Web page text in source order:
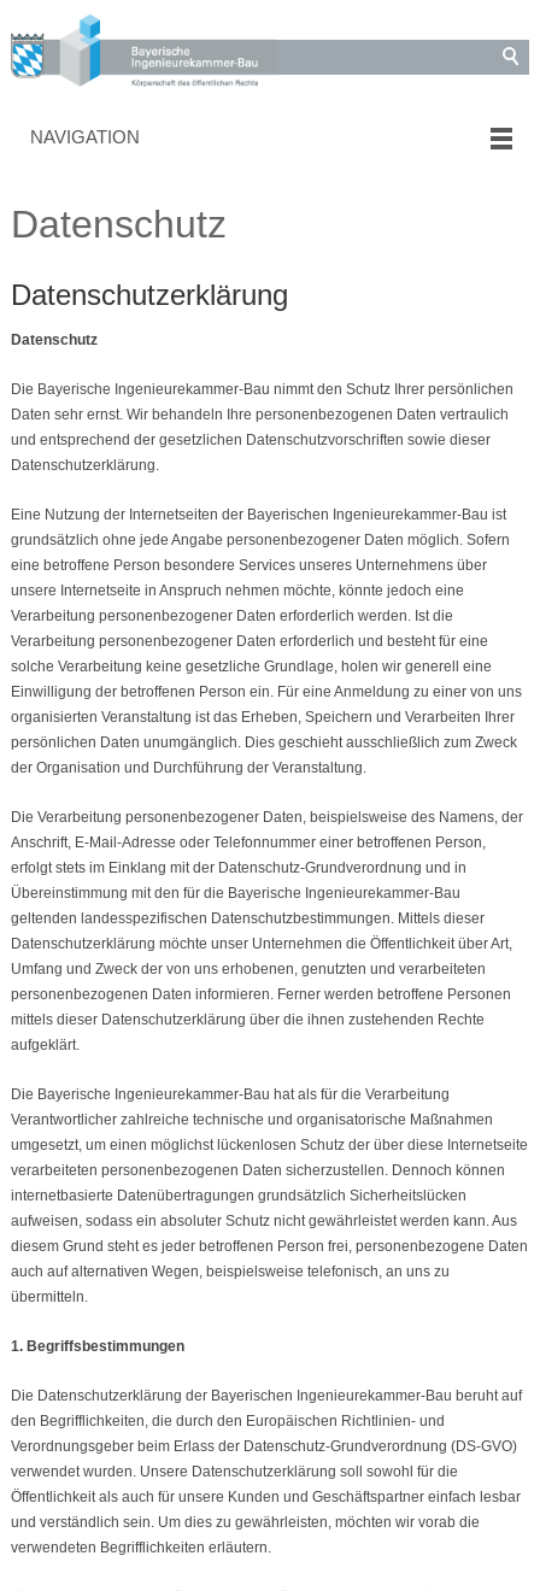
NAVIGATION
Datenschutz
Datenschutzerklärung
Datenschutz
Die Bayerische Ingenieurekammer-Bau nimmt den Schutz Ihrer persönlichen
Daten sehr ernst. Wir behandeln Ihre personenbezogenen Daten vertraulich
und entsprechend der gesetzlichen Datenschutzvorschriften sowie dieser
Datenschutzerklärung.
Eine Nutzung der Internetseiten der Bayerischen Ingenieurekammer-Bau ist
grundsätzlich ohne jede Angabe personenbezogener Daten möglich. Sofern
eine betroffene Person besondere Services unseres Unternehmens über
unsere Internetseite in Anspruch nehmen möchte, könnte jedoch eine
Verarbeitung personenbezogener Daten erforderlich werden. Ist die
Verarbeitung personenbezogener Daten erforderlich und besteht für eine
solche Verarbeitung keine gesetzliche Grundlage, holen wir generell eine
Einwilligung der betroffenen Person ein. Für eine Anmeldung zu einer von uns
organisierten Veranstaltung ist das Erheben, Speichern und Verarbeiten Ihrer
persönlichen Daten unumgänglich. Dies geschieht ausschließlich zum Zweck
der Organisation und Durchführung der Veranstaltung.
Die Verarbeitung personenbezogener Daten, beispielsweise des Namens, der
Anschrift, E-Mail-Adresse oder Telefonnummer einer betroffenen Person,
erfolgt stets im Einklang mit der Datenschutz-Grundverordnung und in
Übereinstimmung mit den für die Bayerische Ingenieurekammer-Bau
geltenden landesspezifischen Datenschutzbestimmungen. Mittels dieser
Datenschutzerklärung möchte unser Unternehmen die Öffentlichkeit über Art,
Umfang und Zweck der von uns erhobenen, genutzten und verarbeiteten
personenbezogenen Daten informieren. Ferner werden betroffene Personen
mittels dieser Datenschutzerklärung über die ihnen zustehenden Rechte
aufgeklärt.
Die Bayerische Ingenieurekammer-Bau hat als für die Verarbeitung
Verantwortlicher zahlreiche technische und organisatorische Maßnahmen
umgesetzt, um einen möglichst lückenlosen Schutz der über diese Internetseite
verarbeiteten personenbezogenen Daten sicherzustellen. Dennoch können
internetbasierte Datenübertragungen grundsätzlich Sicherheitslücken
aufweisen, sodass ein absoluter Schutz nicht gewährleistet werden kann. Aus
diesem Grund steht es jeder betroffenen Person frei, personenbezogene Daten
auch auf alternativen Wegen, beispielsweise telefonisch, an uns zu
übermitteln.
1. Begriffsbestimmungen
Die Datenschutzerklärung der Bayerischen Ingenieurekammer-Bau beruht auf
den Begrifflichkeiten, die durch den Europäischen Richtlinien- und
Verordnungsgeber beim Erlass der Datenschutz-Grundverordnung (DS-GVO)
verwendet wurden. Unsere Datenschutzerklärung soll sowohl für die
Öffentlichkeit als auch für unsere Kunden und Geschäftspartner einfach lesbar
und verständlich sein. Um dies zu gewährleisten, möchten wir vorab die
verwendeten Begrifflichkeiten erläutern.